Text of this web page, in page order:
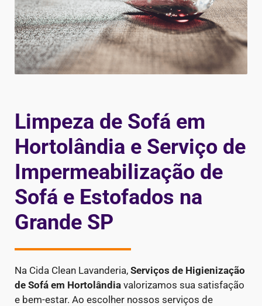
Limpeza de Sofá em
Hortolândia e Serviço de
Impermeabilização de
Sofá e Estofados na
Grande SP
Na Cida Clean Lavanderia, Serviços de Higienização
de Sofá em Hortolândia valorizamos sua satisfação
e bem-estar. Ao escolher nossos serviços de